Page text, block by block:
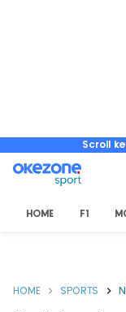
Scroll
HOME F1
HOME SPORTS